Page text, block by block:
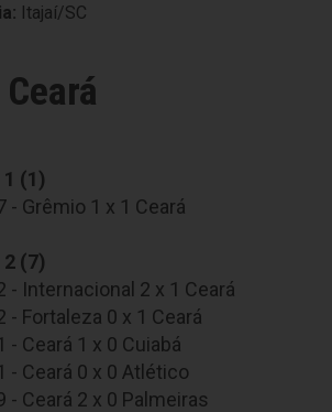
Itajaí/SC
(1)
Grêmio 1 x 1 Ceará
(7)
- Internacional 2 x 1 Ceará
Fortaleza 0 x 1 Ceará
Ceará 1 x 0 Cuiabá
- Ceará 0 x 0 Atlético
Ceará 2 x 0 Palmeiras